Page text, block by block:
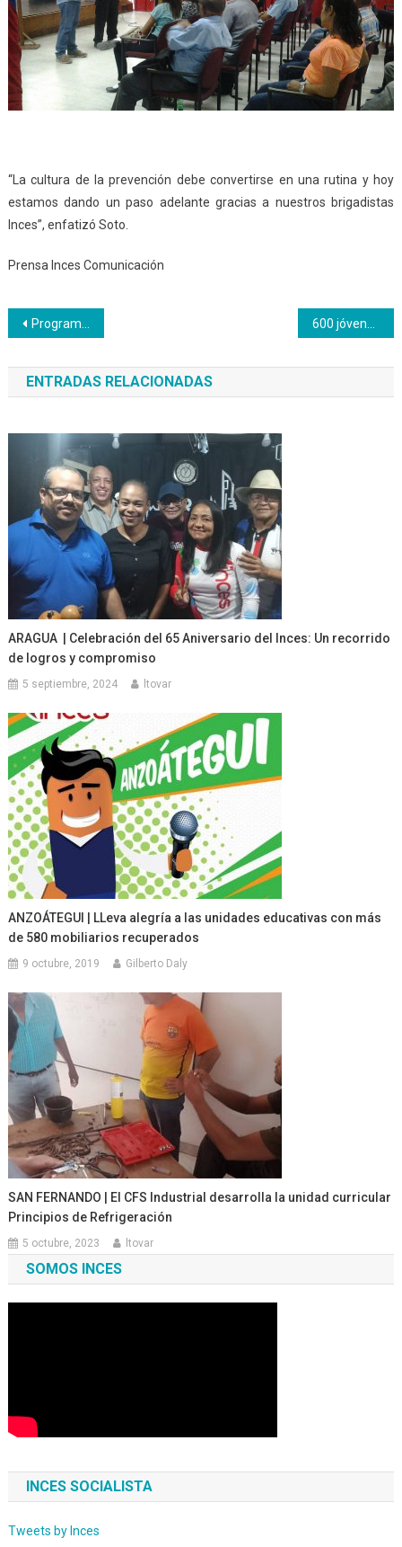
“La cultura de la prevención debe convertirse en una rutina y hoy
estamos dando un paso adelante gracias a nuestros brigadistas
Inces”, enfatizó Soto.
Prensa Inces Comunicación
Navegación
de
entradas
Programa Todas las Manos a la Siembra avanza en Inces Bolívar
ENTRADAS RELACIONADAS
ARAGUA | Celebración del 65 Aniversario del Inces: Un recorrido
de logros y compromiso
5 septiembre, 2024 ltovar
ANZOÁTEGUI | LLeva alegría a las unidades educativas con más
de 580 mobiliarios recuperados
9 octubre, 2019 Gilberto Daly
SAN FERNANDO | El CFS Industrial desarrolla la unidad curricular
Principios de Refrigeración
5 octubre, 2023 ltovar
SOMOS INCES
INCES SOCIALISTA
Tweets by Inces